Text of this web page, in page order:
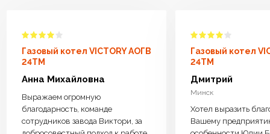
Газовый котел VICTORY АОГВ
24TM
Анна Михайловна
Выражаем огромную
благодарность, команде
сотрудников завода Виктори, за
Газовый котел
24TM
Дмитрий
Минск
Хотел выразить
Вашему